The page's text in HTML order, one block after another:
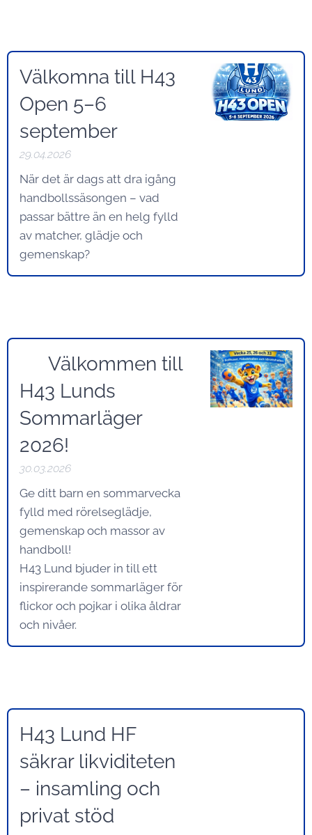
Välkomna till H43
Open 5–6
september
29.04.2026
När det är dags att dra igång
handbollssäsongen – vad
passar bättre än en helg fylld
av matcher, glädje och
gemenskap?
🌞 Välkommen till
H43 Lunds
Sommarläger
2026!
30.03.2026
Ge ditt barn en sommarvecka
fylld med rörelseglädje,
gemenskap och massor av
handboll!
H43 Lund bjuder in till ett
inspirerande sommarläger för
flickor och pojkar i olika åldrar
och nivåer.
H43 Lund HF
säkrar likviditeten
– insamling och
privat stöd